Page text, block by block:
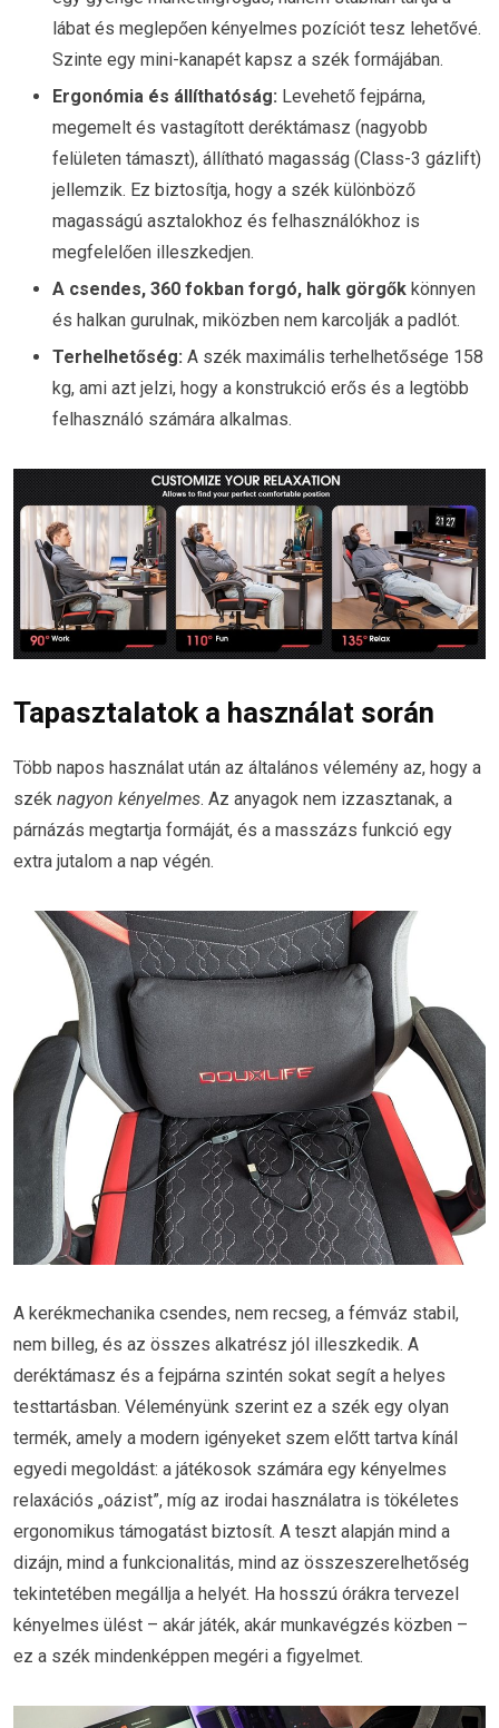
lábat és meglepően kényelmes pozíciót tesz lehetővé.
Szinte egy mini-kanapét kapsz a szék formájában.
Ergonómia és állíthatóság: Levehető fejpárna,
megemelt és vastagított deréktámasz (nagyobb
felületen támaszt), állítható magasság (Class-3 gázlift)
jellemzik. Ez biztosítja, hogy a szék különböző
magasságú asztalokhoz és felhasználókhoz is
megfelelően illeszkedjen.
A csendes, 360 fokban forgó, halk görgők könnyen
és halkan gurulnak, miközben nem karcolják a padlót.
Terhelhetőség: A szék maximális terhelhetősége 158
kg, ami azt jelzi, hogy a konstrukció erős és a legtöbb
felhasználó számára alkalmas.
Tapasztalatok a használat során
Több napos használat után az általános vélemény az, hogy a
szék nagyon kényelmes. Az anyagok nem izzasztanak, a
párnázás megtartja formáját, és a masszázs funkció egy
extra jutalom a nap végén.
A kerékmechanika csendes, nem recseg, a fémváz stabil,
nem billeg, és az összes alkatrész jól illeszkedik. A
deréktámasz és a fejpárna szintén sokat segít a helyes
testtartásban. Véleményünk szerint ez a szék egy olyan
termék, amely a modern igényeket szem előtt tartva kínál
egyedi megoldást: a játékosok számára egy kényelmes
relaxációs „oázist”, míg az irodai használatra is tökéletes
ergonomikus támogatást biztosít. A teszt alapján mind a
dizájn, mind a funkcionalitás, mind az összeszerelhetőség
tekintetében megállja a helyét. Ha hosszú órákra tervezel
kényelmes ülést – akár játék, akár munkavégzés közben –
ez a szék mindenképpen megéri a figyelmet.